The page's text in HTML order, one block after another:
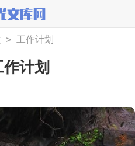
> 工作计划
计划